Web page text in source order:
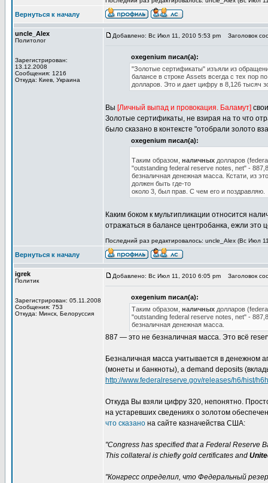
Вернуться к началу
uncle_Alex
Политолог
Зарегистрирован:
13.12.2008
Сообщения: 1216
Откуда: Киев, Украина
Добавлено: Вс Июл 11, 2010 5:53 pm Заголовок
oxegenium писал(а):
"Золотые сертификаты" изъяли из
балансе в строке Assets всегда с тех пор
долларов. Это и дает цифру в 8,126 тысяч
Вы [Личный выпад и провокация. Баламут]
Золотые сертификаты, не взирая на то что
было сказано в контексте "отобрали золото
oxegenium писал(а):
Таким образом, наличных долларов
"outstanding federal reserve notes, net" -
безналичная денежная масса. Кстати, из
должен быть где-то
около 3, был прав. С чем его и поздравляю.
Каким боком к мультипликации относится
отражаться в балансе центробанка, ежли это
Последний раз редактировалось: uncle_Alex (Вс Июл
Вернуться к началу
igrek
Политик
Зарегистрирован: 05.11.2008
Сообщения: 753
Откуда: Минск, Белоруссия
Добавлено: Вс Июл 11, 2010 6:05 pm Заголовок
oxegenium писал(а):
Таким образом, наличных долларов
"outstanding federal reserve notes, net" -
безналичная денежная масса.
887 — это не безналичная масса. Это всё
Безналичная масса учитывается в денежном
(монеты и банкноты), а demand deposits
http://www.federalreserve.gov/releases/h6/hist/
Откуда Вы взяли цифру 320, непонятно.
на устаревших сведениях о золотом
что сказано на сайте казначейства США:
"Congress has specified that a Federal Reserve
This collateral is chiefly gold certificates and
"Конгресс определил, что Федеральный